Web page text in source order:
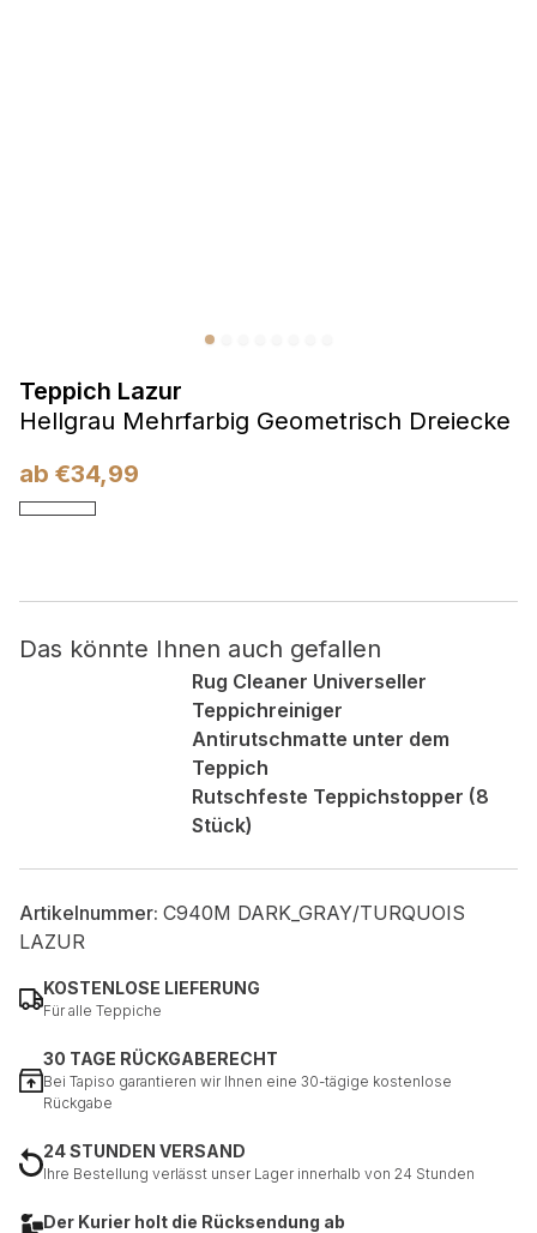
Teppich Lazur
Hellgrau Mehrfarbig Geometrisch Dreiecke
ab €34,99
Das könnte Ihnen auch gefallen
Rug Cleaner Universeller
Teppichreiniger
Antirutschmatte unter dem
Teppich
Rutschfeste Teppichstopper (8
Stück)
Artikelnummer: C940M DARK_GRAY/TURQUOIS
LAZUR
KOSTENLOSE LIEFERUNG
Für alle Teppiche
30 TAGE RÜCKGABERECHT
Bei Tapiso garantieren wir Ihnen eine 30-tägige kostenlose
Rückgabe
24 STUNDEN VERSAND
Ihre Bestellung verlässt unser Lager innerhalb von 24 Stunden
Der Kurier holt die Rücksendung ab
Marketing
Marketing-Cookies werden verwendet, um Benutzer über
Websites hinweg zu verfolgen. Das Ziel ist es, Anzeigen
anzuzeigen, die für den einzelnen Benutzer relevant und
ansprechend sind und somit wertvoller für Herausgeber und
Nicht kategorisiert.
Andere nicht kategorisierte Cookies sind solche, die
analysiert werden und noch keiner Kategorie zugeordnet
Alle ablehnen
Meine Einstellungen speichern
Alle akzeptieren